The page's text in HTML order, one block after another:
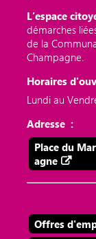
L’espace
démarches
de la
Champagne.
Horaires
Lundi au
Adresse :
Place du
agne
Offres